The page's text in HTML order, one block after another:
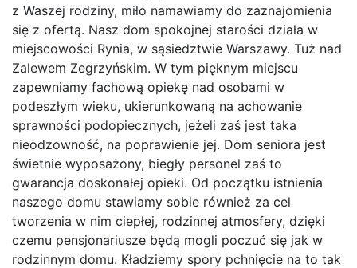
z Waszej rodziny, miło namawiamy do zaznajomienia
się z ofertą. Nasz dom spokojnej starości działa w
miejscowości Rynia, w sąsiedztwie Warszawy. Tuż nad
Zalewem Zegrzyńskim. W tym pięknym miejscu
zapewniamy fachową opiekę nad osobami w
podeszłym wieku, ukierunkowaną na achowanie
sprawności podopiecznych, jeżeli zaś jest taka
nieodzowność, na poprawienie jej. Dom seniora jest
świetnie wyposażony, biegły personel zaś to
gwarancja doskonałej opieki. Od początku istnienia
naszego domu stawiamy sobie również za cel
tworzenia w nim ciepłej, rodzinnej atmosfery, dzięki
czemu pensjonariusze będą mogli poczuć się jak w
rodzinnym domu. Kładziemy spory pchnięcie na to tak